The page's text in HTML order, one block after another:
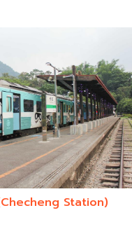
Station)